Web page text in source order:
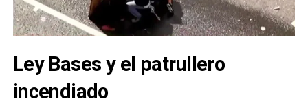
Ley Bases y el patrullero
incendiado